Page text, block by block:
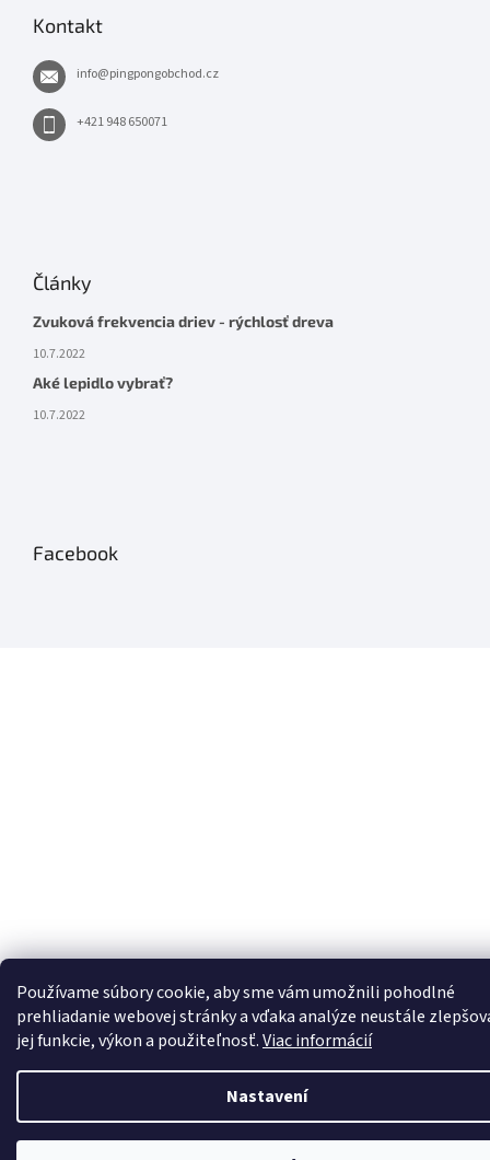
Používame súbory cookie, aby sme vám umožnili pohodlné
prehliadanie webovej stránky a vďaka analýze neustále
jej funkcie, výkon a použiteľnosť.Viac informácií
Nastavení
Kontakt
info@pingpongobchod.cz
+421 948 650071
Články
Zvuková frekvencia driev - rýchlosť dreva
10.7.2022
Aké lepidlo vybrať?
10.7.2022
Facebook